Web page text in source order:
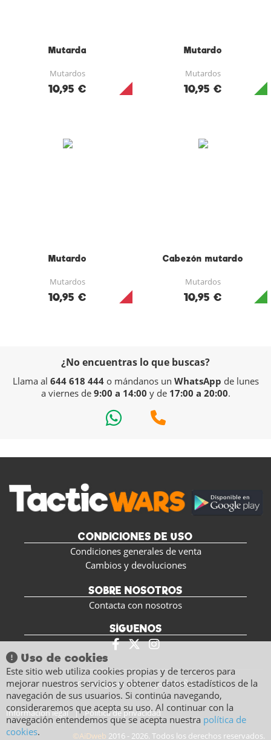
Mutarda
Mutardos
10,95 €
Mutardo
Mutardos
10,95 €
Mutardo
Mutardos
10,95 €
Cabezón mutardo
Mutardos
10,95 €
¿No encuentras lo que buscas?
Llama al 644 618 444o mándanos un WhatsApp de lunes
a viernes de 9:00 a 14:00 y de 17:00 a 20:00.
Uso de cookies
Este sitio web utiliza cookies propias y de terceros para
mejorar nuestros servicios y obtener datos estadísticos de la
navegación de sus usuarios. Si continúa navegando,
consideraremos que acepta su uso. Al continuar con la
navegación entendemos que se acepta nuestra política de
cookies.
CONDICIONES DE USO
Condiciones generales de venta
Cambios y devoluciones
SOBRE NOSOTROS
Contacta con nosotros
SÍGUENOS
C/ Polseguera 5BIS, Pego, ESPAÑA
Información legal | Política de privacidad
©AiDweb 2016 - 2026. Todos los derechos reservados.